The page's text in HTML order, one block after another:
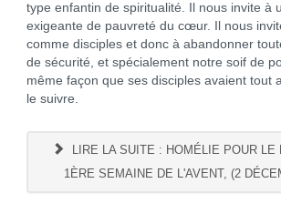
type enfantin de spiritualité. Il nous invite à
exigeante de pauvreté du cœur. Il nous
comme disciples et donc à abandonner
de sécurité, et spécialement notre soif de
même façon que ses disciples avaient tout
le suivre.
LIRE LA SUITE : HOMÉLIE POUR LE
1ÈRE SEMAINE DE L'AVENT, (2